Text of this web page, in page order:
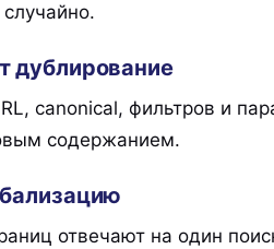
дублирование
canonical, фильтров и
содержанием.
отвечают на один